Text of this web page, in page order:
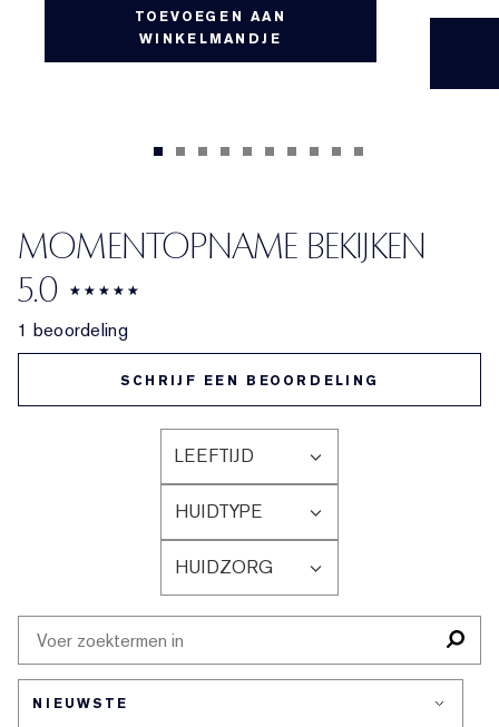
TOEVOEGEN AAN
WINKELMANDJE
MOMENTOPNAME BEKIJKEN
5.0
1 beoordeling
SCHRIJF EEN BEOORDELING
LEEFTIJD
FILTER
BEOORDELINGEN
OP
LEEFTIJD
HUIDTYPE
FILTER
BEOORDELINGEN
OP
HUIDTYPE
HUIDZORG
FILTER
BEOORDELINGEN
HUIDZORG